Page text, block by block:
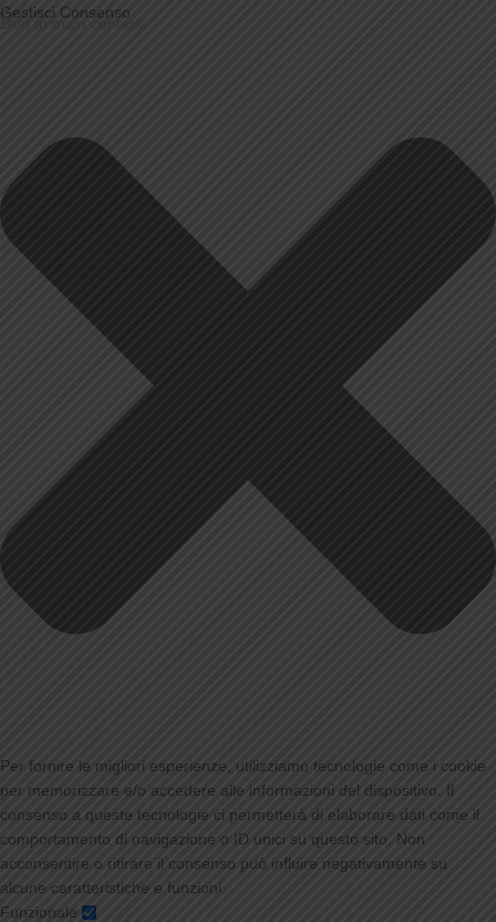
Gestisci Consenso
Per fornire le migliori esperienze, utilizziamo tecnologie come i cookie
per memorizzare e/o accedere alle informazioni del dispositivo. Il
consenso a queste tecnologie ci permetterà di elaborare dati come il
comportamento di navigazione o ID unici su questo sito. Non
acconsentire o ritirare il consenso può influire negativamente su
alcune caratteristiche e funzioni.
Funzionale
Skip to main content